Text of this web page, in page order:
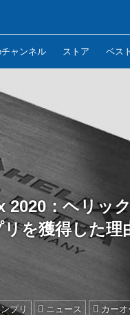
チャンネル ストア ベス
：ヘリッ
を獲得した理
プリ ニュース カー